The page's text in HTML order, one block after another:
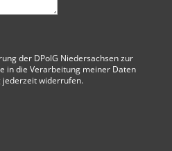
der DPolG Niedersachsenzur
in die Verarbeitung meiner Daten
jederzeit widerrufen.